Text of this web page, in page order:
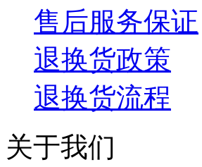
售后服务保证
退换货政策
退换货流程
关于我们